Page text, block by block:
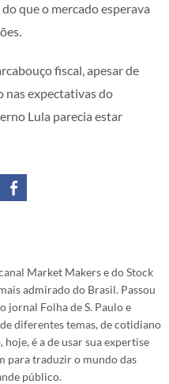
que o mercado esperava
fiscal, apesar de
nas expectativas do
Lula parecia estar
Market Makers e do Stock
admirado do Brasil. Passou
jornal Folha de S. Paulo e
diferentes temas, de cotidiano
hoje, é a de usar sua expertise
para traduzir o mundo das
público.